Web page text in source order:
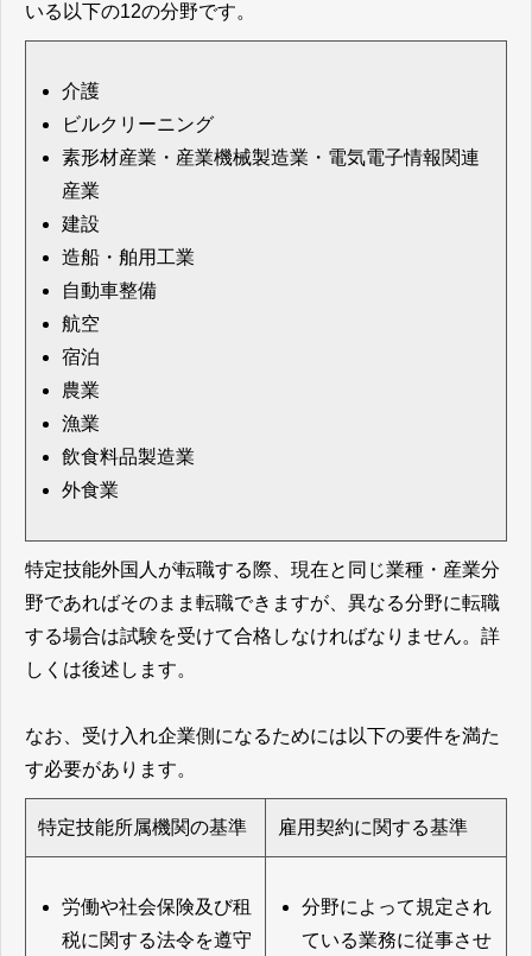
いる以下の12の分野です。
介護
ビルクリーニング
素形材産業・産業機械製造業・電気電子情報関連
産業
建設
造船・舶用工業
自動車整備
航空
宿泊
農業
漁業
飲食料品製造業
外食業
特定技能外国人が転職する際、現在と同じ業種・産業分
野であればそのまま転職できますが、異なる分野に転職
する場合は試験を受けて合格しなければなりません。詳
しくは後述します。
なお、受け入れ企業側になるためには以下の要件を満た
す必要があります。
特定技能所属機関の基準 雇用契約に関する基準
労働や社会保険及び租
税に関する法令を遵守
分野によって規定され
ている業務に従事させ